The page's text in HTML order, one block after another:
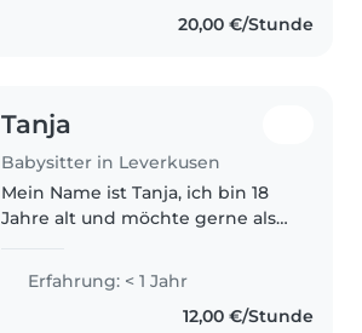
20,00 €/Stunde
Tanja
Babysitter in Leverkusen
Mein Name ist Tanja, ich bin 18
Jahre alt und möchte gerne als
Nachhilfe in Deutsch und
Englisch habe ich bereits
Erfahrung im Umgang mit
Erfahrung: < 1 Jahr
12,00 €/Stunde